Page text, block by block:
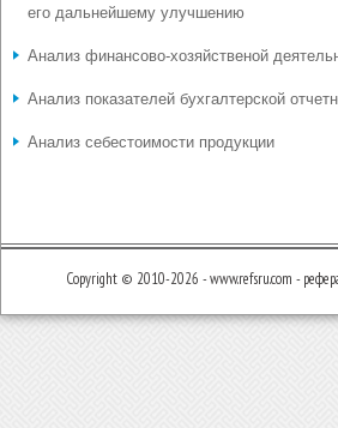
его дальнейшему улучшению
Анализ финансово-хозяйственой
Анализ показателей бухгалтерской
Анализ себестоимости продукции
Copyright © 2010-2026 - www.refsru.com -